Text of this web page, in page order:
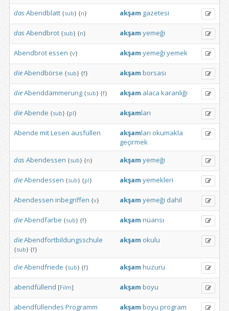
dasAbendblatt {sub} {n} akşam gazetesi
dasAbendbrot {sub} {n} akşam yemeği
Abendbrot essen {v} akşam yemeği yemek
dieAbendbörse {sub} {f} akşam borsası
dieAbenddämmerung {sub} {f} akşam alaca karanlığı
dieAbende {sub} {pl} akşamları
Abende mitLesen ausfüllen akşamları okumakla
geçirmek
dasAbendessen {sub} {n} akşam yemeği
dieAbendessen {sub} {pl} akşam yemekleri
Abendessen inbegriffen {v} akşam yemeği dahil
dieAbendfarbe {sub} {f} akşam nüansı
dieAbendfortbildungsschule
{sub} {f}
akşam okulu
dieAbendfriede {sub} {f} akşam huzuru
abendfüllend [Film] akşam boyu
abendfüllendes Programm akşam boyu program